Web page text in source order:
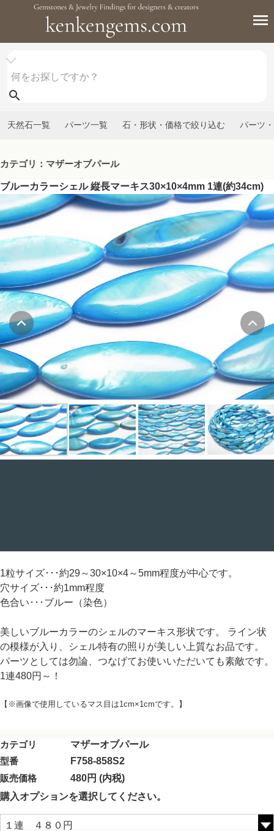
天然石一覧 パーツ一覧 石・形状・価格で絞り込む パーツ
カテゴリ：マザーオブパール
ブルーカラーシェル 縦長マーキス30×10×4mm 1連(約34cm)
1粒サイズ･･･約29～30×10×4～5mm程度が中心です。
穴サイズ･･･約1mm程度
色合い･･･ブルー（染色）
美しいブルーカラーのシェルのマーキス形状です。 ライン状
の模様が入り、シェル特有の照りが美しい上質なお品です。
パーツとしては勿論、つなげてお使いいただいても素敵です。
1連480円～！
【※画像で使用しているマス目は1cm×1cmです。】
カテゴリ
マザーオブパール
型番
F758-858S2
販売価格
480円 (内税)
購入オプションを選択してください。